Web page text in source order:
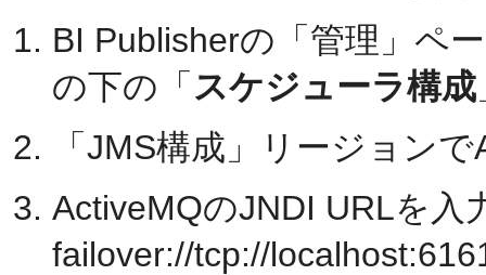
BI Publisherの「管理」ペ
の下の「 スケジューラ構成
「JMS構成」リージョン
ActiveMQのJNDI URLを入
failover://tcp://